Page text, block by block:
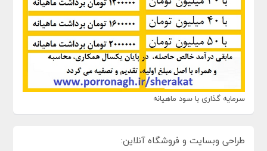
سرمایه گذاری با سود ماهیانه
طراحی وبسایت و فروشگاه آنلاین: